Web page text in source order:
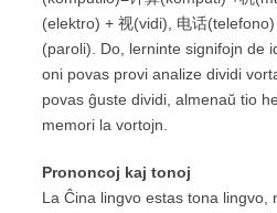
(elektro) + 视(vidi), 电话
(paroli). Do, lerninte signifojn de
oni povas provi analize dividi
povas ĝuste dividi, almenaŭ tio
memori la vortojn.
Prononcoj kaj tonoj
La Ĉina lingvo estas tona lingvo,